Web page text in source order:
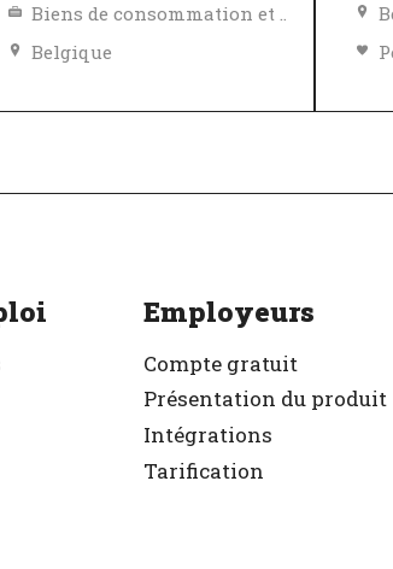
Biens de consommation et Vente au détail
Belgique
Employeurs
Compte gratuit
Présentation du produit
Intégrations
Tarification